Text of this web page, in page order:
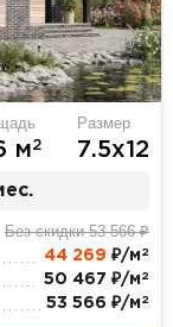
м2
Размер
7.5х12
Без скидки 53 566 ₽
44 269 ₽/м 2
50 467 ₽/м 2
53 566 ₽/м 2